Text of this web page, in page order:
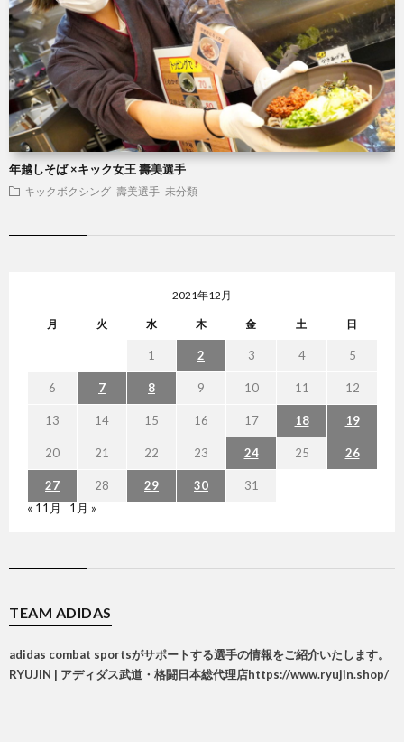
年越しそば ×キック女王 壽美選手
キックボクシング 壽美選手 未分類
2021年12月
月 火 水 木 金 土 日
1 2 3 4 5
6 7 8 9 10 11 12
13 14 15 16 17 18 19
20 21 22 23 24 25 26
27 28 29 30
31
« 11月
1月 »
TEAM ADIDAS
adidas combat sportsがサポートする選手の情報をご紹介いたします。
RYUJIN | アディダス武道・格闘日本総代理店https://www.ryujin.shop/